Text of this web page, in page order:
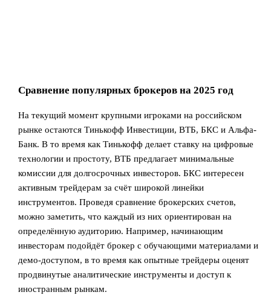
Сравнение популярных брокеров на 2025 год
На текущий момент крупными игроками на российском
рынке остаются Тинькофф Инвестиции, ВТБ, БКС и Альфа-
Банк. В то время как Тинькофф делает ставку на цифровые
технологии и простоту, ВТБ предлагает минимальные
комиссии для долгосрочных инвесторов. БКС интересен
активным трейдерам за счёт широкой линейки
инструментов. Проведя сравнение брокерских счетов,
можно заметить, что каждый из них ориентирован на
определённую аудиторию. Например, начинающим
инвесторам подойдёт брокер с обучающими материалами и
демо-доступом, в то время как опытные трейдеры оценят
продвинутые аналитические инструменты и доступ к
иностранным рынкам.